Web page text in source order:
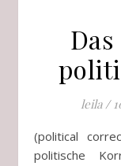
leila /
(political correctness / pc / politically correct /
politische